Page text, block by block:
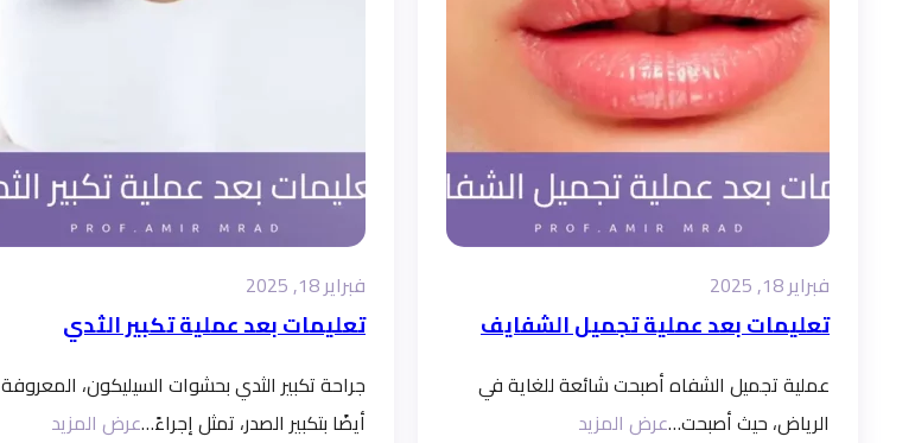
فبراير 18, 2025
تعليمات بعد عملية تجميل الشفايف
عملية تجميل الشفاه أصبحت شائعة للغاية في
الرياض، حيث أصبحت…عرض المزيد
فبراير 18, 2025
تعليمات بعد عملية تكبير الثدي
جراحة تكبير الثدي بحشوات السيليكون، المعروفة
أيضًا بتكبير الصدر، تمثل إجراءً…عرض المزيد